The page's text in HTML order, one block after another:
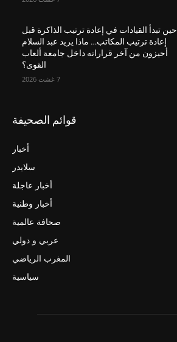
حين تبدأ القيادات في إعادة ترتيب الذاكرة قبل
إعادة ترتيب المكاتب… ماذا يريد عبد السلام
أحيزون من آخر قراراته داخل جامعة ألعاب
القوى؟
7 غشت 2026
قوائم الصحيفة
أخبار
سلايدر
أخبار عاجلة
أخبار وطنية
صحافة عالمية
عربي و دولي
المغرب الرياضي
سياسية